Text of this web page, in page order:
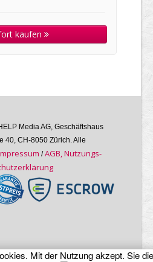
kaufen
Media AG, Geschäftshaus
40, CH-8050 Zürich. Alle
/AGB, Nutzungs­
Mit der Nutzung akzept. Sie die